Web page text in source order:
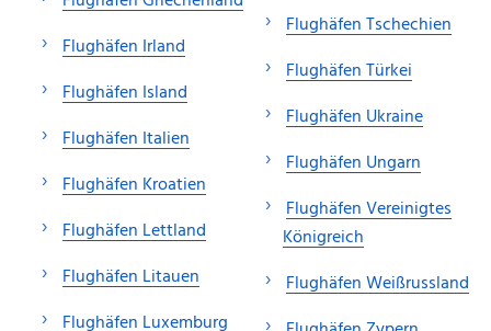
Flughäfen Irland
Flughäfen Island
Flughäfen Italien
Flughäfen Kroatien
Flughäfen Lettland
Flughäfen Litauen
Flughäfen Luxemburg
Flughäfen Tschechien
Flughäfen Türkei
Flughäfen Ukraine
Flughäfen Ungarn
Flughäfen Vereinigtes
Königreich
Flughäfen Weißrussland